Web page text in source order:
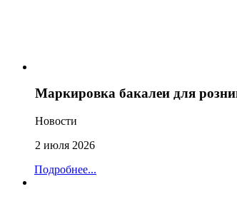
Маркировка бакалеи для
Новости
2 июля 2026
Подробнее...